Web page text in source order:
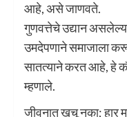
आहे, असे जाणवते.
गुणवत्तेचे उद्यान
उमदेपणाने समाजाला
सातत्याने करत आहे, हे
म्हणाले.
जीवनात खचू नका; हार